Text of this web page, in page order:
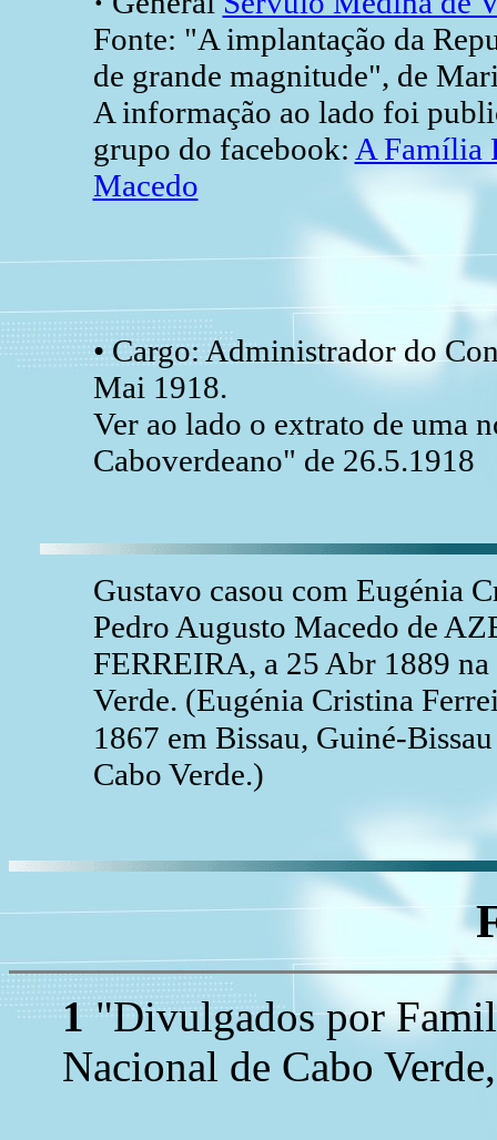
Fonte: "A implantação da
de grande magnitude", de
A informação ao lado foi
grupo do facebook: A Família
Macedo
• Cargo: Administrador do
Mai 1918.
Ver ao lado o extrato de uma
Caboverdeano" de 26.5.1918
Gustavo casou com Eugénia
Pedro Augusto Macedo de
FERREIRA, a 25 Abr 1889
Verde. (Eugénia Cristina
1867 em Bissau, Guiné-
Cabo Verde.)
1 "Divulgados por
Nacional de Cabo